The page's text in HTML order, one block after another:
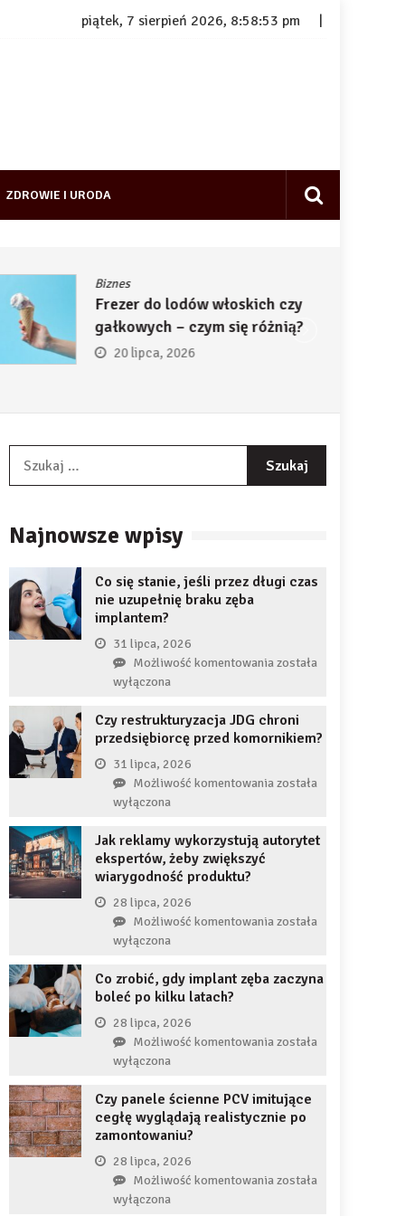
piątek, 7 sierpień 2026, 8:58:54 pm
ZDROWIE I URODA
Biznes
Frezer do lodów włoskich czy
gałkowych – czym się różnią?
20 lipca, 2026
Najnowsze wpisy
Co się stanie, jeśli przez długi czas
nie uzupełnię braku zęba
implantem?
31 lipca, 2026
Możliwość komentowaniaCo
jeśli
przez
czas
braku
zęba
została
wyłączona
Czy restrukturyzacja JDG chroni
przedsiębiorcę przed komornikiem?
31 lipca, 2026
Możliwość komentowaniaCzy
chroni
została
wyłączona
Jak reklamy wykorzystują autorytet
ekspertów, żeby zwiększyć
wiarygodność produktu?
28 lipca, 2026
Możliwość komentowaniaJak
autorytet
zwiększyć
została
wyłączona
Co zrobić, gdy implant zęba zaczyna
boleć po kilku latach?
28 lipca, 2026
Możliwość komentowaniaCo
implant
zęba
została
wyłączona
Czy panele ścienne PCV imitujące
cegłę wyglądają realistycznie po
zamontowaniu?
28 lipca, 2026
Możliwość komentowaniaCzy
została
wyłączona